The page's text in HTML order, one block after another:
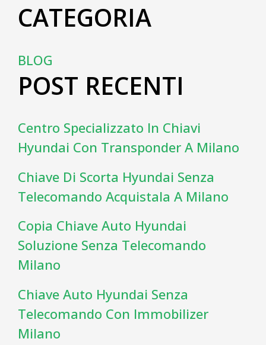
CATEGORIA
BLOG
POST RECENTI
Centro Specializzato In Chiavi
Hyundai Con Transponder A Milano
Chiave Di Scorta Hyundai Senza
Telecomando Acquistala A Milano
Copia Chiave Auto Hyundai
Soluzione Senza Telecomando
Milano
Chiave Auto Hyundai Senza
Telecomando Con Immobilizer
Milano